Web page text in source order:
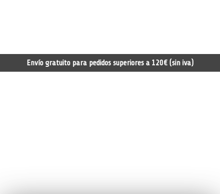
Envío gratuito para pedidos superiores a 120€ (sin iva)